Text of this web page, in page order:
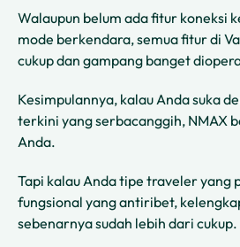
Walaupun belum ada fitur koneksi
mode berkendara, semua fitur di
cukup dan gampang banget
Kesimpulannya, kalau Anda suka
terkini yang serbacanggih, NMAX
Anda.
Tapi kalau Anda tipe traveler yang
fungsional yang antiribet,
sebenarnya sudah lebih dari cukup.